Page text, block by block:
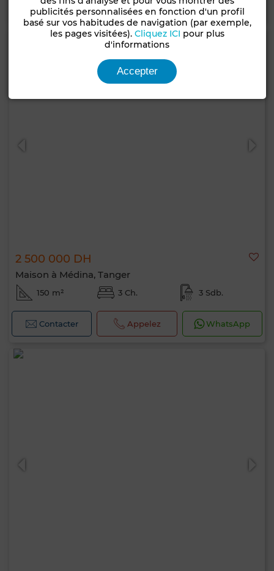
Contacter Appelez WhatsApp
2 500 000 DH
Maison à Médina, Tanger
150 m² 3 Ch. 3 Sdb.
Contacter Appelez WhatsApp
publicités personnalisées en fonction d'un profil
basé sur vos habitudes de navigation (par exemple,
les pages visitées). Cliquez ICI pour plus
d'informations
Accepter